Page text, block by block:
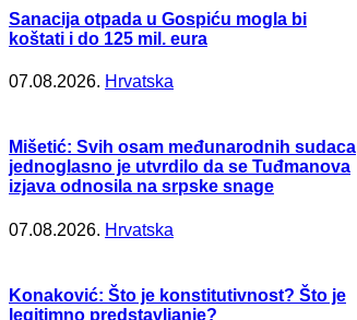
Sanacija otpada u Gospiću mogla bi
koštati i do 125 mil. eura
07.08.2026. Hrvatska
Mišetić: Svih osam međunarodnih sudaca
jednoglasno je utvrdilo da se Tuđmanova
izjava odnosila na srpske snage
07.08.2026. Hrvatska
Konaković: Što je konstitutivnost? Što je
legitimno predstavljanje?